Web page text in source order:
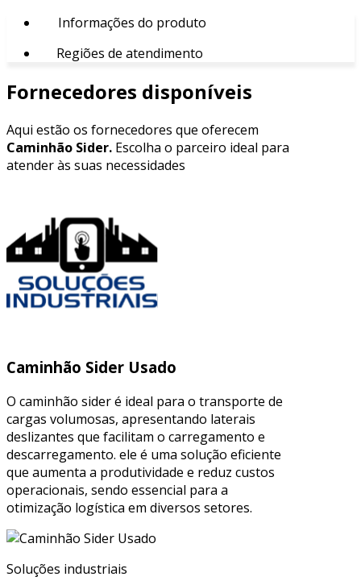
Informações do produto
Regiões de atendimento
Fornecedores disponíveis
Aqui estão os fornecedores que oferecem
Caminhão Sider. Escolha o parceiro ideal para
atender às suas necessidades
Caminhão Sider Usado
O caminhão sider é ideal para o transporte de
cargas volumosas, apresentando laterais
deslizantes que facilitam o carregamento e
descarregamento. ele é uma solução eficiente
que aumenta a produtividade e reduz custos
operacionais, sendo essencial para a
otimização logística em diversos setores.
Soluções industriais